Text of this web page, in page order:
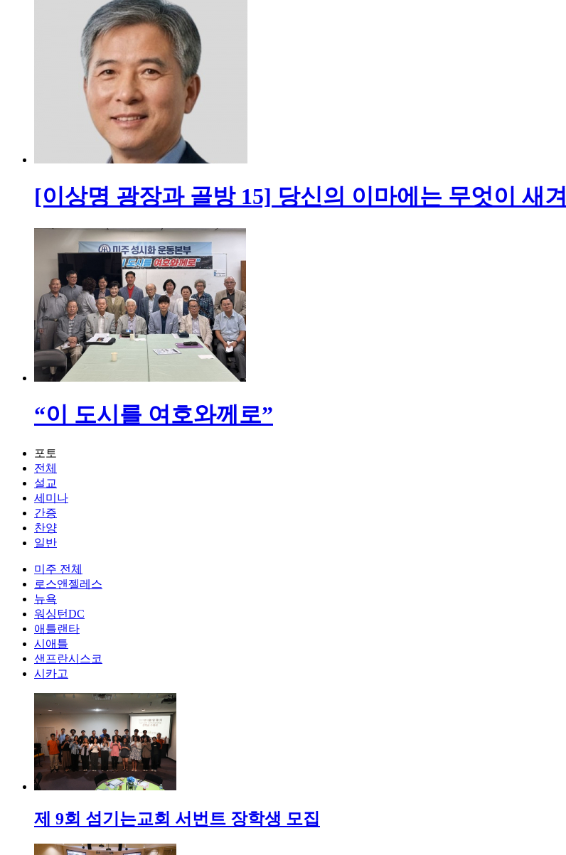
[이상명 광장과 골방 15] 당신의 이마에는 무엇이 새
“이 도시를 여호와께로”
포토
전체
설교
세미나
간증
찬양
일반
미주 전체
로스앤젤레스
뉴욕
워싱턴DC
애틀랜타
시애틀
샌프란시스코
시카고
제 9회 섬기는교회 서번트 장학생 모집